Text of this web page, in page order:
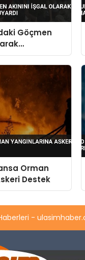
Göçmen
İçin Uyardı
Orman
Destek
-